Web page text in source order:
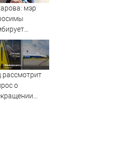
разбор
Коца
мэр
рассмотрит
о